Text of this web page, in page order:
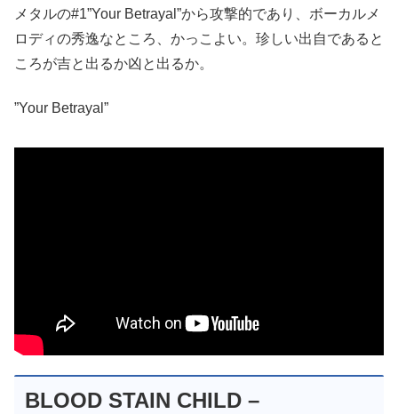
メタルの#1”Your Betrayal”から攻撃的であり、ボーカルメ
ロディの秀逸なところ、かっこよい。珍しい出自であると
ころが吉と出るか凶と出るか。
”Your Betrayal”
BLOOD STAIN CHILD –